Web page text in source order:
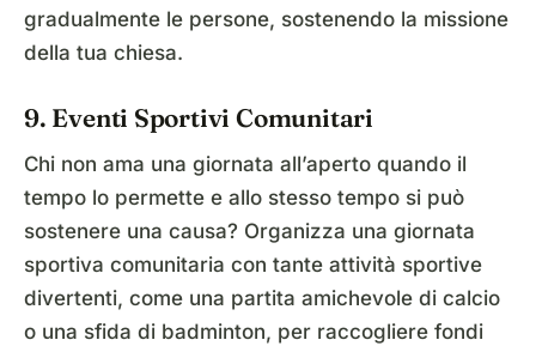
gradualmente le persone, sostenendo la missione
della tua chiesa.
9. Eventi Sportivi Comunitari
Chi non ama una giornata all’aperto quando il
tempo lo permette e allo stesso tempo si può
sostenere una causa? Organizza una giornata
sportiva comunitaria con tante attività sportive
divertenti, come una partita amichevole di calcio
o una sfida di badminton, per raccogliere fondi